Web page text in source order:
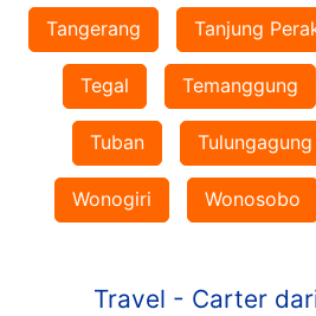
Tangerang Tanjung
Tegal Temanggung
Tuban Tulungagung
Wonogiri Wonosobo
Travel - Carter